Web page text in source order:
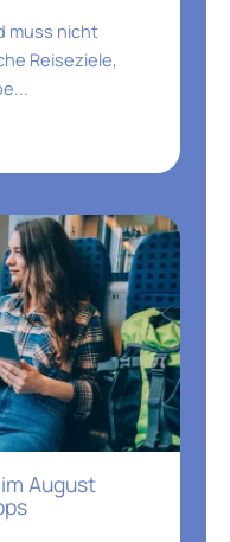
muss nicht
Reiseziele,
August